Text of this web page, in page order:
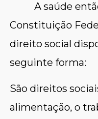
A saúde
Constituição
direito social
seguinte forma:
São direitos
alimentação, o